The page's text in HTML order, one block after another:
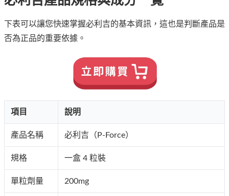
下表可以讓您快速掌握必利吉的基本資訊，這也是判斷產品是
否為正品的重要依據。
項目 說明
產品名稱 必利吉（P-Force）
規格 一盒 4 粒裝
單粒劑量 200mg